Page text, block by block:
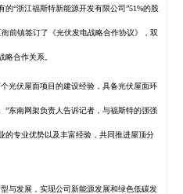
“浙江福斯特新能源开发有限公司”51%的股
前镇签订了《光伏发电战略合作协议》，双
略合作关系。
光伏屋面项目的建设经验，具备光伏屋面环
”东南网架负责人告诉记者，与福斯特的强强
的专业优势以及丰富经验，共同推进屋顶分
与发展，实现公司新能源发展和绿色低碳发